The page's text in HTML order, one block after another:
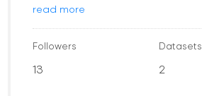
read more
Followers
13
Datasets
2